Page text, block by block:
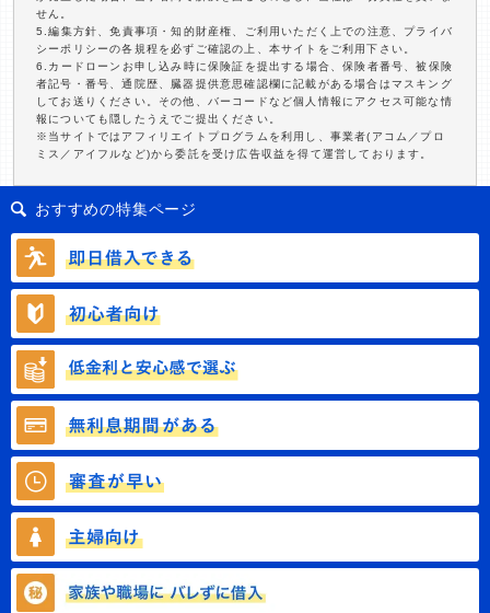
せん。
5.編集方針、免責事項・知的財産権、ご利用いただく上での注意、プライバ
シーポリシーの各規程を必ずご確認の上、本サイトをご利用下さい。
6.カードローンお申し込み時に保険証を提出する場合、保険者番号、被保険
者記号・番号、通院歴、臓器提供意思確認欄に記載がある場合はマスキング
してお送りください。その他、バーコードなど個人情報にアクセス可能な情
報についても隠したうえでご提出ください。
※当サイトではアフィリエイトプログラムを利用し、事業者(アコム／プロ
ミス／アイフルなど)から委託を受け広告収益を得て運営しております。
おすすめの特集ページ